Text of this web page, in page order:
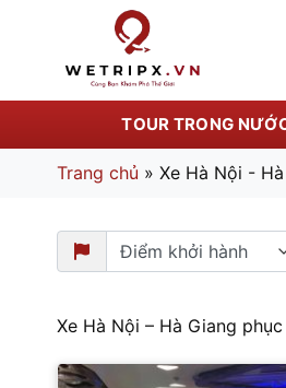
TOUR TRONG
Trang chủ » Xe Hà Nội -
Xe Hà Nội – Hà Giang